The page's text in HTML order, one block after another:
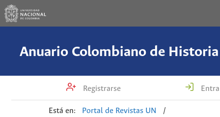
Registrarse
Está en: Portal de Revistas UN
/